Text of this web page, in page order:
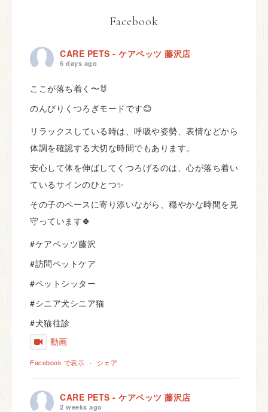
Facebook
CARE PETS - ケアペッツ 藤沢店
6 days ago
ここが落ち着く〜🐰
のんびりくつろぎモードです😊
リラックスしている時は、呼吸や姿勢、表情などから
体調を確認する大切な時間でもあります。
安心して体を伸ばしてくつろげるのは、心が落ち着い
ているサインのひとつ✨
その子のペースに寄り添いながら、穏やかな時間を見
守っています🍀
#ケアペッツ藤沢
#訪問ペットケア
#ペットシッター
#シニア犬シニア猫
#犬猫往診
動画
Facebook で表示 · シェア
CARE PETS - ケアペッツ 藤沢店
2 weeks ago